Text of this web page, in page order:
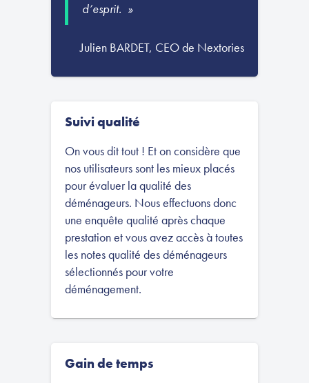
d’esprit.
Julien BARDET, CEO de Nextories
Suivi qualité
On vous dit tout ! Et on considère que
nos utilisateurs sont les mieux placés
pour évaluer la qualité des
déménageurs. Nous effectuons donc
une enquête qualité après chaque
prestation et vous avez accès à toutes
les notes qualité des déménageurs
sélectionnés pour votre
déménagement.
Gain de temps